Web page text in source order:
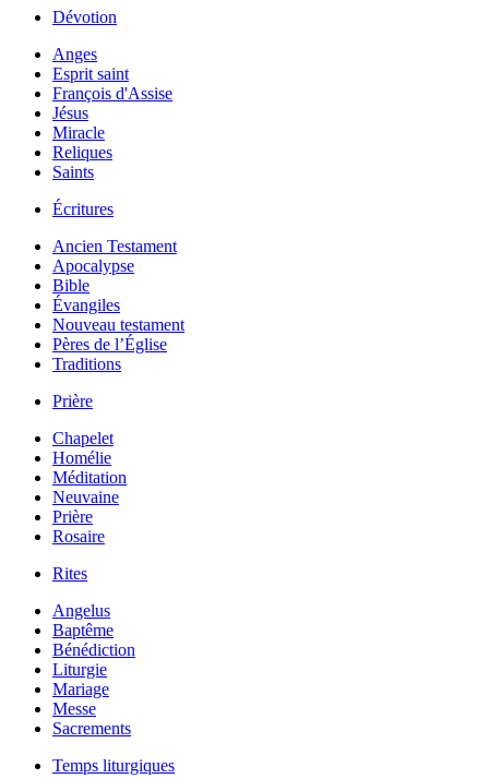
Dévotion
Anges
Esprit saint
François d'Assise
Jésus
Miracle
Reliques
Saints
Écritures
Ancien Testament
Apocalypse
Bible
Évangiles
Nouveau testament
Pères de l’Église
Traditions
Prière
Chapelet
Homélie
Méditation
Neuvaine
Prière
Rosaire
Rites
Angelus
Baptême
Bénédiction
Liturgie
Mariage
Messe
Sacrements
Temps liturgiques